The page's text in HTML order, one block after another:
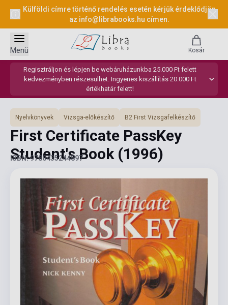
Külföldi címre történő rendelés esetén kérjük érdeklődjön
az info@librabooks.hu címen.
Regisztráljon és lépjen be webáruházunkba 25.000 Ft felett
kedvezményben részesülhet. Ingyenes kiszállítás 20.000 Ft
értékhatár felett!
Menü Kosár
Nyelvkönyvek Vizsga-előkészítő B2 First Vizsgafelkészítő
First Certificate PassKey
Student's Book (1996)
ISBN: 9780435244897